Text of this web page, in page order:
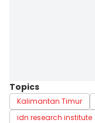
Topics
Kalimantan Timur
idn research institute